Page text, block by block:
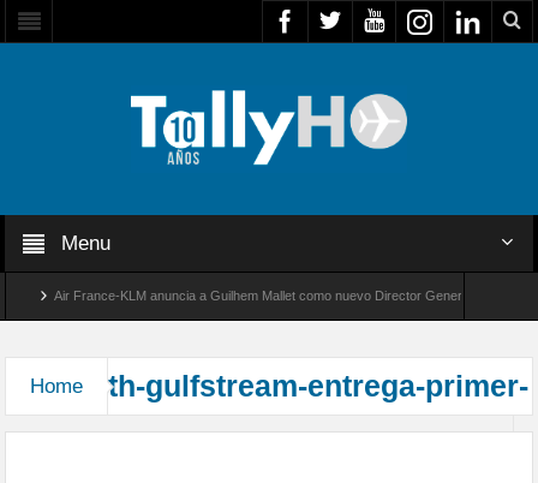
Menu
Air France-KLM anuncia a Guilhem Mallet como nuevo Director General para América
Home th-gulfstream-entrega-primer-